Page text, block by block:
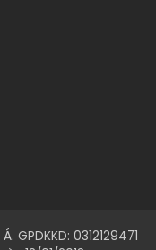
GPDKKD: 0312129471